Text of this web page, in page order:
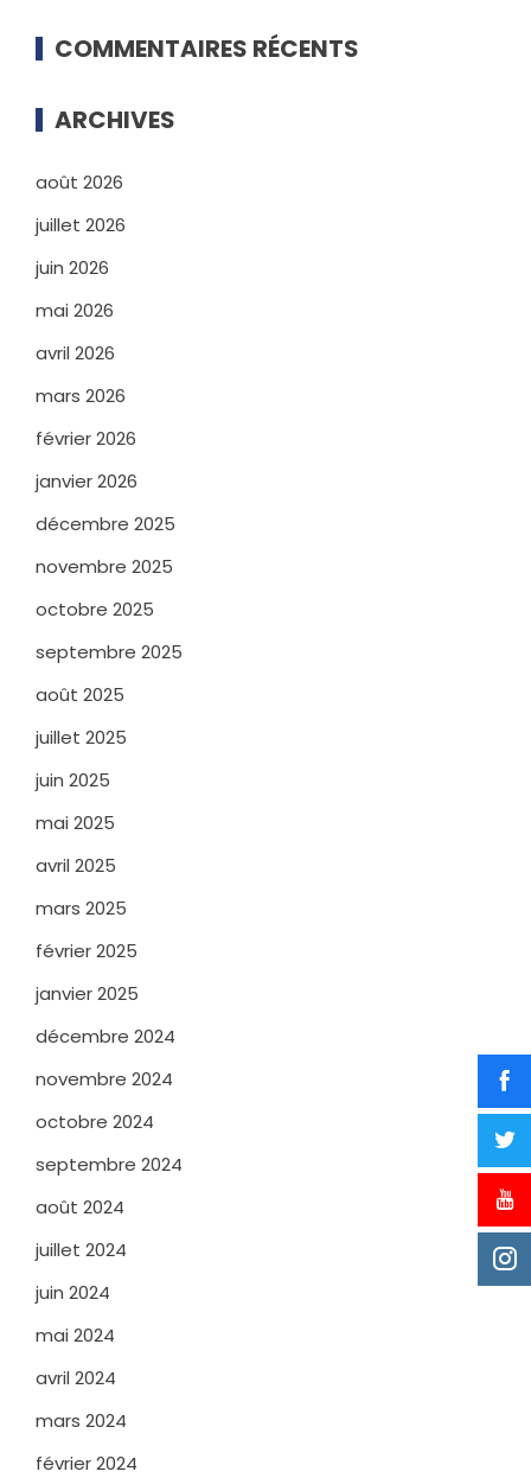
COMMENTAIRES RÉCENTS
ARCHIVES
août 2026
juillet 2026
juin 2026
mai 2026
avril 2026
mars 2026
février 2026
janvier 2026
décembre 2025
novembre 2025
octobre 2025
septembre 2025
août 2025
juillet 2025
juin 2025
mai 2025
avril 2025
mars 2025
février 2025
janvier 2025
décembre 2024
novembre 2024
octobre 2024
septembre 2024
août 2024
juillet 2024
juin 2024
mai 2024
avril 2024
mars 2024
février 2024